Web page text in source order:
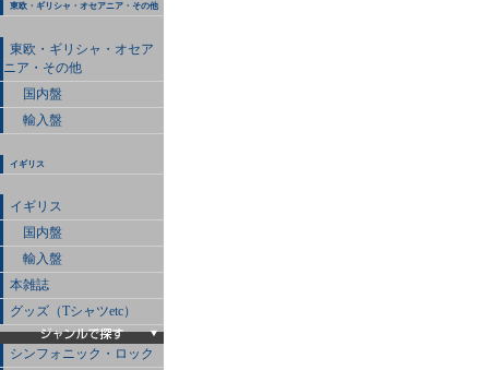
東欧・ギリシャ・オセアニア・その他
東欧・ギリシャ・オセア
ニア・その他
国内盤
輸入盤
イギリス
イギリス
国内盤
輸入盤
本雑誌
グッズ（Tシャツetc）
シンフォニック・ロック